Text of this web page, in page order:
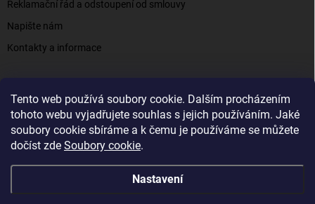
Tento web používá soubory cookie. Dalším procházením
tohoto webu vyjadřujete souhlas s jejich používáním. Jaké
soubory cookie sbíráme a k čemu je používáme se můžete
dočíst zde Soubory cookie.
Nastavení
Reklamační řád a odstoupení od smlouvy
Napište nám
Kontakty a informace
Elenys.cz - šperky, kterým věříte už od roku 2016
Vytvořil Shoptet